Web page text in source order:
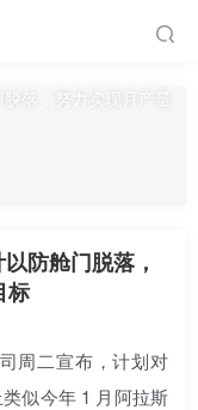
防舱门脱落，
标
周二宣布，计划对
似今年 1 月阿拉斯